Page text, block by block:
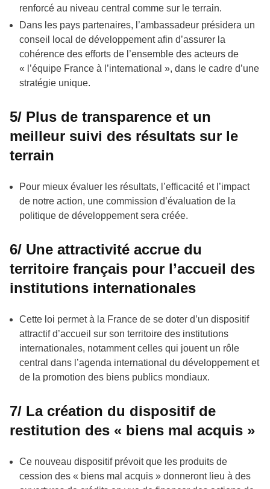
renforcé au niveau central comme sur le terrain.
Dans les pays partenaires, l’ambassadeur présidera un
conseil local de développement afin d’assurer la
cohérence des efforts de l’ensemble des acteurs de
« l’équipe France à l’international », dans le cadre d’une
stratégie unique.
5/ Plus de transparence et un
meilleur suivi des résultats sur le
terrain
Pour mieux évaluer les résultats, l’efficacité et l’impact
de notre action, une commission d’évaluation de la
politique de développement sera créée.
6/ Une attractivité accrue du
territoire français pour l’accueil des
institutions internationales
Cette loi permet à la France de se doter d’un dispositif
attractif d’accueil sur son territoire des institutions
internationales, notamment celles qui jouent un rôle
central dans l’agenda international du développement et
de la promotion des biens publics mondiaux.
7/ La création du dispositif de
restitution des « biens mal acquis »
Ce nouveau dispositif prévoit que les produits de
cession des « biens mal acquis » donneront lieu à des